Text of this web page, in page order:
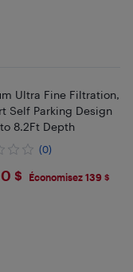
Ultra Fine Filtration,
Self Parking Design
8.2Ft Depth
(0)
$ Économisez 139 $